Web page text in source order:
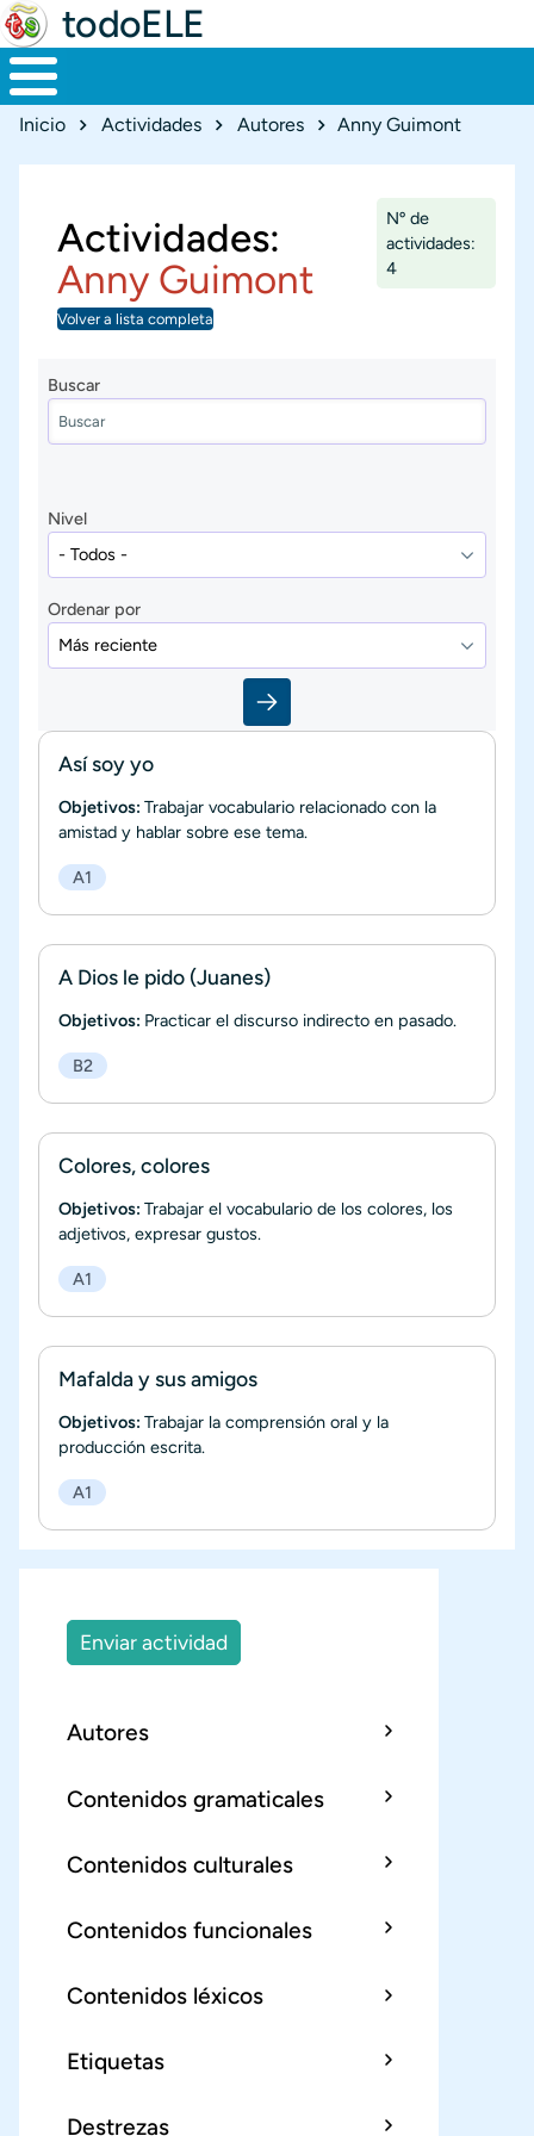
todoELE
Ruta de navegación
Inicio Actividades Autores Anny Guimont
Actividades:
Anny Guimont
Nº de
actividades:
4
Volver a lista completa
Buscar
Nivel
Ordenar por
Así soy yo
Objetivos: Trabajar vocabulario relacionado con la
amistad y hablar sobre ese tema.
A1
A Dios le pido (Juanes)
Objetivos: Practicar el discurso indirecto en pasado.
B2
Colores, colores
Objetivos: Trabajar el vocabulario de los colores, los
adjetivos, expresar gustos.
A1
Mafalda y sus amigos
Objetivos: Trabajar la comprensión oral y la
producción escrita.
A1
Enviar actividad
Autores
Contenidos gramaticales
Contenidos culturales
Contenidos funcionales
Contenidos léxicos
Etiquetas
Destrezas